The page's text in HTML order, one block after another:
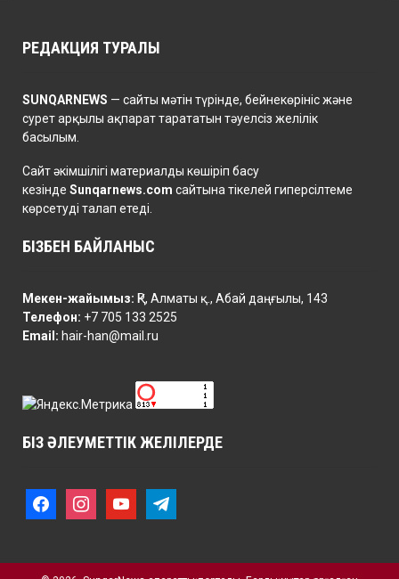
РЕДАКЦИЯ ТУРАЛЫ
SUNQARNEWS — сайты мәтін түрінде, бейнекөрініс және
сурет арқылы ақпарат тарататын тәуелсіз желілік
басылым.
Сайт әкімшілігі материалды көшіріп басу
кезінде Sunqarnews.com сайтына тікелей гиперсілтеме
көрсетуді талап етеді.
БІЗБЕН БАЙЛАНЫС
Мекен-жайымыз: ҚР, Алматы қ., Абай даңғылы, 143
Телефон: +7 705 133 2525
Email: hair-han@mail.ru
БІЗ ӘЛЕУМЕТТІК ЖЕЛІЛЕРДЕ
b
a
u
g